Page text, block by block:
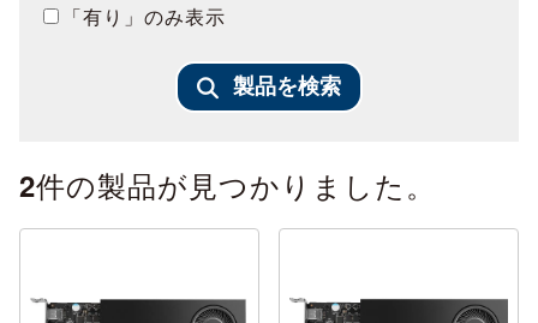
「有り」のみ表示
製品を検索
2件の製品が見つかりました。